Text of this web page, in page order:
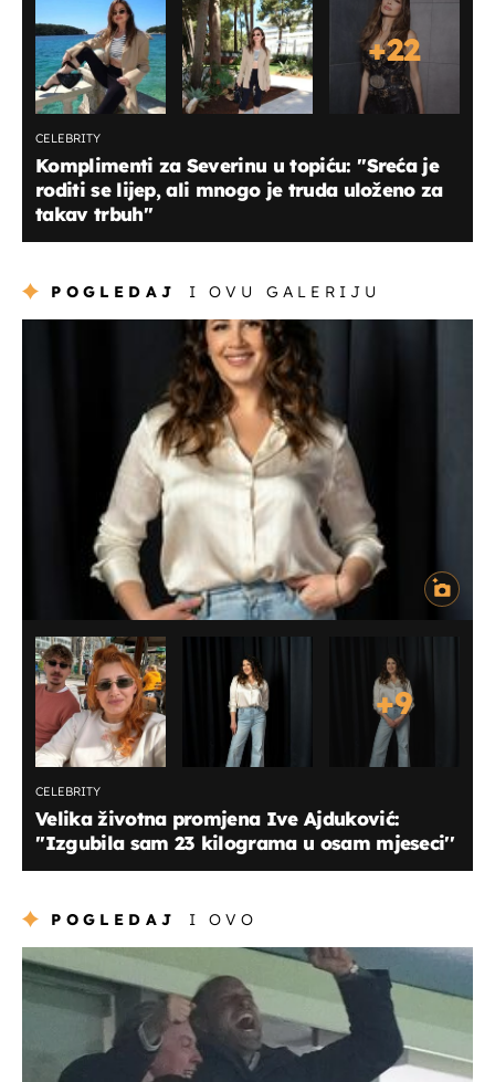
+22
CELEBRITY
Komplimenti za Severinu u topiću: ''Sreća je
roditi se lijep, ali mnogo je truda uloženo za
takav trbuh''
POGLEDAJ I OVU GALERIJU
+9
CELEBRITY
Velika životna promjena Ive Ajduković:
''Izgubila sam 23 kilograma u osam mjeseci''
POGLEDAJ I OVO